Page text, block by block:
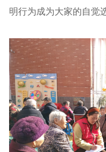
明行为成为大家的自觉